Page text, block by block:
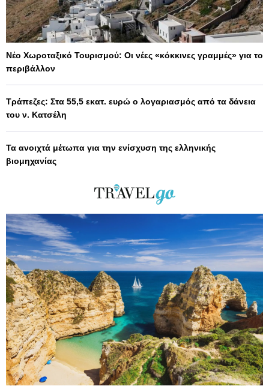
Νέο Χωροταξικό Τουρισμού: Οι νέες «κόκκινες γραμμές» για το
περιβάλλον
Τράπεζες: Στα 55,5 εκατ. ευρώ ο λογαριασμός από τα δάνεια
του ν. Κατσέλη
Τα ανοιχτά μέτωπα για την ενίσχυση της ελληνικής
βιομηχανίας